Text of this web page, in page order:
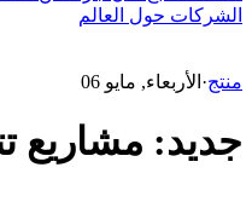
الشركات حول العالم
منتج· الأربعاء, مايو 06
جديد: مشاريع